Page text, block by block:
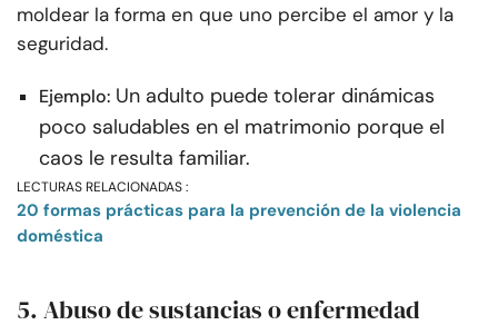
moldear la forma en que uno percibe el amor y la
seguridad.
Ejemplo: Un adulto puede tolerar dinámicas
poco saludables en el matrimonio porque el
caos le resulta familiar.
LECTURAS RELACIONADAS :
20 formas prácticas para la prevención de la violencia
doméstica
5. Abuso de sustancias o enfermedad